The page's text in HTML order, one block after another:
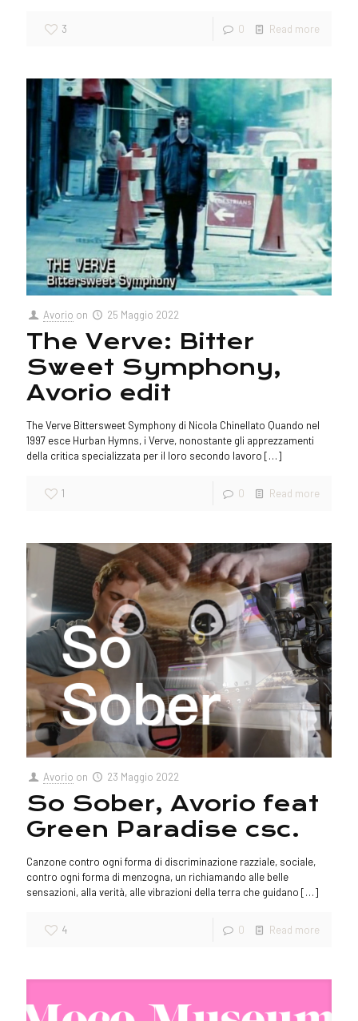
3 0 Read more
Avorio on 25 Maggio 2022
The Verve: Bitter
Sweet Symphony,
Avorio edit
The Verve Bittersweet Symphony di Nicola Chinellato Quando nel
1997 esce Hurban Hymns, i Verve, nonostante gli apprezzamenti
della critica specializzata per il loro secondo lavoro […]
1 0 Read more
Avorio on 23 Maggio 2022
So Sober, Avorio feat
Green Paradise csc.
Canzone contro ogni forma di discriminazione razziale, sociale,
contro ogni forma di menzogna, un richiamando alle belle
sensazioni, alla verità, alle vibrazioni della terra che guidano […]
4 0 Read more